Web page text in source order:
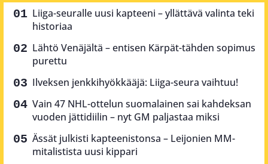
Liiga-seuralle uusi kapteeni – yllättävä valinta teki
historiaa
Lähtö Venäjältä – entisen Kärpät-tähden sopimus
purettu
Ilveksen jenkkihyökkääjä: Liiga-seura vaihtuu!
Vain 47 NHL-ottelun suomalainen sai kahdeksan
vuoden jättidiilin – nyt GM paljastaa miksi
Ässät julkisti kapteenistonsa – Leijonien MM-
mitalistista uusi kippari